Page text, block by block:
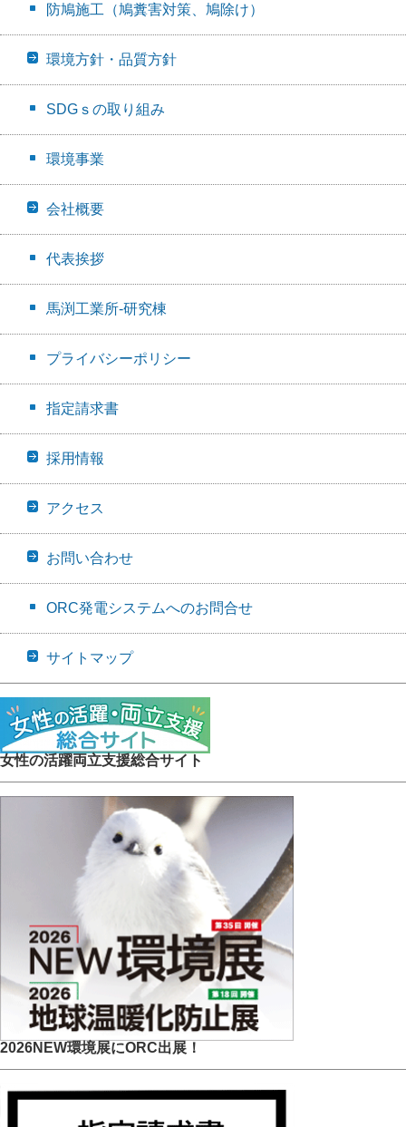
防鳩施工（鳩糞害対策、鳩除け）
環境方針・品質方針
SDGｓの取り組み
環境事業
会社概要
代表挨拶
馬渕工業所-研究棟
プライバシーポリシー
指定請求書
採用情報
アクセス
お問い合わせ
ORC発電システムへのお問合せ
サイトマップ
女性の活躍両立支援総合サイト
2026NEW環境展にORC出展！